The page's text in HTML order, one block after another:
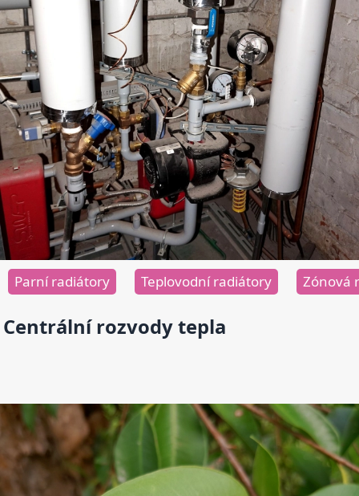
Parní radiátory Teplovodní radiátory Zónová
Centrální rozvody tepla